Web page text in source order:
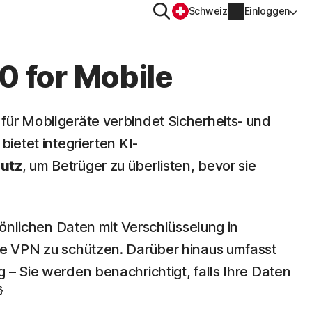
Norton VPN
Norton AntiTrack
SuchenSchweiz Einloggen
Auftragsverlauf
Produktschlüssel eingeben
for Mobile
Mobilgeräte verbindet Sicherheits- und
integrierten KI-
, um Betrüger zu überlisten, bevor sie
Daten mit Verschlüsselung in
VPN zu schützen. Darüber hinaus umfasst
– Sie werden benachrichtigt, falls Ihre Daten